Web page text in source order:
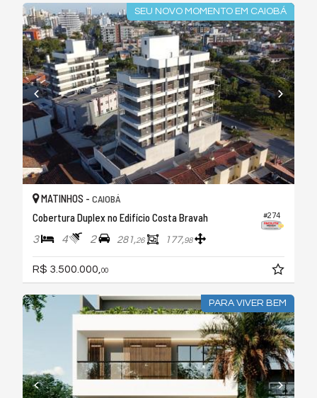
SEU NOVO MOMENTO EM CAIOBÁ
#274
MATINHOS - CAIOBÁ
Cobertura Duplex no Edifício Costa Bravah
3 4 2 281,26 177,98
R$ 3.500.000, 00
PARA VIVER BEM